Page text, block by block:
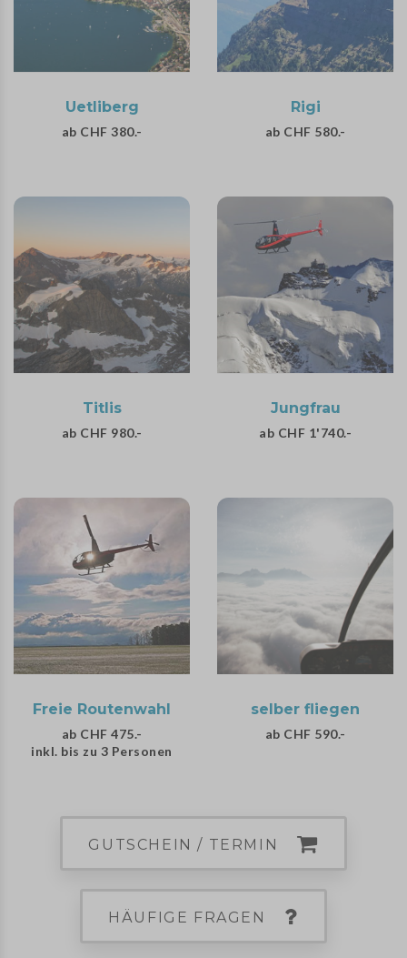
Uetliberg
ab CHF 380.-
Rigi
ab CHF 580.-
Titlis
ab CHF 980.-
Jungfrau
ab CHF 1'740.-
Freie Routenwahl
ab CHF 475.-
inkl. bis zu 3 Personen
selber fliegen
ab CHF 590.-
GUTSCHEIN / TERMIN
HÄUFIGE FRAGEN